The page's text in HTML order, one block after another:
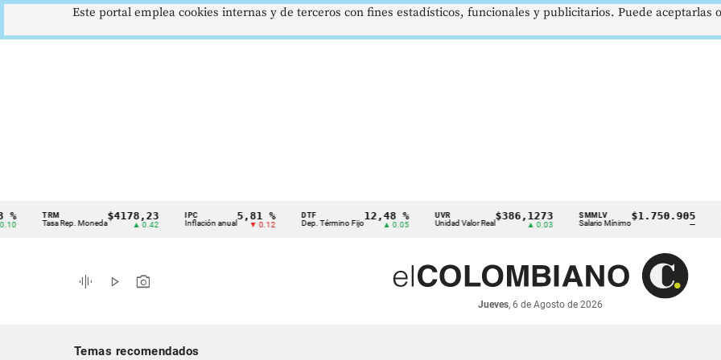
Cintillo
indicadores
económicos
TRM
Tasa Rep. Moneda
$4178,23
▲ 0.42
IPC
Inflación anual
5,81 %
▼ 0.12
DTF
Dep. Término Fijo
12,48 %
▲ 0.05
UVR
Unidad Valor Real
$386,1273
▲ 0.03
SMMLV
Salario Mínimo
$1.750.905 BRENT
Petróleo
graphic_eq play_arrow photo_camera
Jueves, 6 de Agosto de 2026
Temas recomendados
Este portal emplea cookies internas y de terceros con fines estadísticos, funcionales y publicitarios. Puede aceptarlas